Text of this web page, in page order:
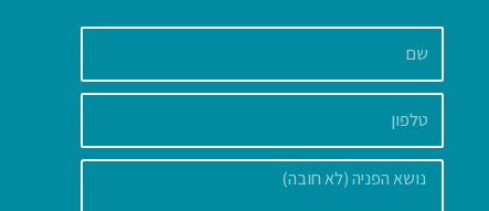
הודעה